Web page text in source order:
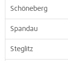
Schöneberg
Spandau
Steglitz